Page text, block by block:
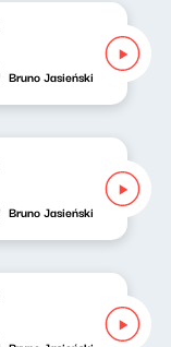
Bruno Jasieński
Bruno Jasieński